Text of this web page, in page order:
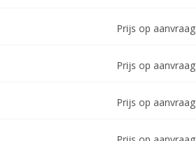
Prijs op aanvraag
Prijs op aanvraag
Prijs op aanvraag